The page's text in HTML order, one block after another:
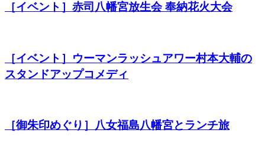
［イベント］赤司八幡宮放生会 奉納花火大会
［イベント］ウーマンラッシュアワー村本大輔の
スタンドアップコメディ
［御朱印めぐり］八女福島八幡宮とランチ旅